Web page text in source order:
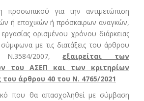
για την αντιμετώπιση
ή εποχικών ή πρόσκαιρων αναγκών,
ορισμένου χρόνου διάρκειας
με τις διατάξεις του άρθρου
2007,εξαιρείται των
του ΑΣΕΠ και των κριτηρίων
άρθρου 40 του Ν. 4765/2021
που θα απασχοληθεί με σύμβαση